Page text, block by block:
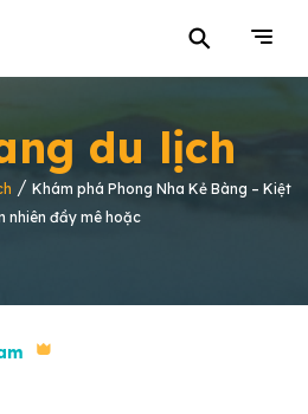
⚲
du lịch
/ Khám phá Phong Nha Kẻ Bàng – Kiệt
nhiên đầy mê hoặc